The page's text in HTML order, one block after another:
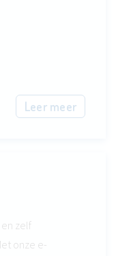
Leer meer
zelf
onze e-